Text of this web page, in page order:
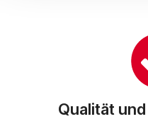
Qualität